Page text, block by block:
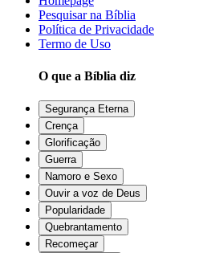
Pesquisar na Bíblia
Política de Privacidade
Termo de Uso
O que a Bíblia diz
Segurança Eterna
Crença
Glorificação
Guerra
Namoro e Sexo
Ouvir a voz de Deus
Popularidade
Quebrantamento
Recomeçar